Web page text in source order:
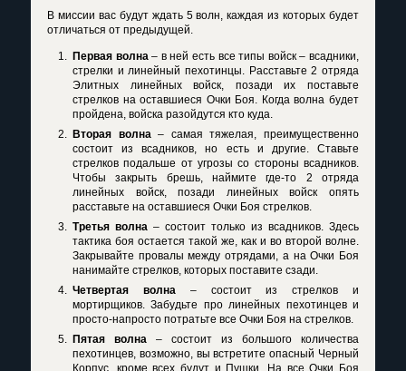
В миссии вас будут ждать 5 волн, каждая из которых будет
отличаться от предыдущей.
Первая волна– в ней есть все типы войск – всадники,
стрелки и линейный пехотинцы. Расставьте 2 отряда
Элитных линейных войск, позади их поставьте
стрелков на оставшиеся Очки Боя. Когда волна будет
пройдена, войска разойдутся кто куда.
Вторая волна– самая тяжелая, преимущественно
состоит из всадников, но есть и другие. Ставьте
стрелков подальше от угрозы со стороны всадников.
Чтобы закрыть брешь, наймите где-то 2 отряда
линейных войск, позади линейных войск опять
расставьте на оставшиеся Очки Боя стрелков.
Третья волна – состоит только из всадников. Здесь
тактика боя остается такой же, как и во второй волне.
Закрывайте провалы между отрядами, а на Очки Боя
нанимайте стрелков, которых поставите сзади.
Четвертая волна– состоит из стрелков и
мортирщиков. Забудьте про линейных пехотинцев и
просто-напросто потратьте все Очки Боя на стрелков.
Пятая волна – состоит из большого количества
пехотинцев, возможно, вы встретите опасный Черный
Корпус, кроме всех будут и Пушки. На все Очки Боя